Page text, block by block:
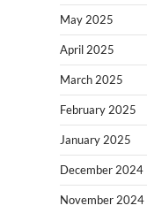
May 2025
April 2025
March 2025
February 2025
January 2025
December 2024
November 2024